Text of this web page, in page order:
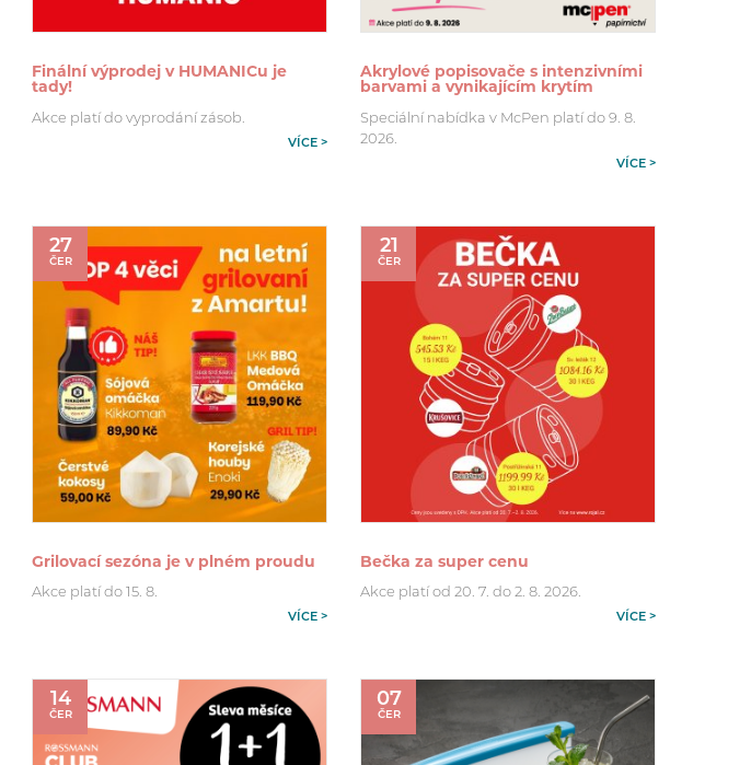
Finální výprodej v HUMANICu je
tady!
Akce platí do vyprodání zásob.
VÍCE >
Akrylové popisovače s intenzivními
barvami a vynikajícím krytím
Speciální nabídka v McPen platí do 9. 8.
2026.
VÍCE >
27
ČER
Grilovací sezóna je v plném proudu
Akce platí do 15. 8.
VÍCE >
21
ČER
Bečka za super cenu
Akce platí od 20. 7. do 2. 8. 2026.
VÍCE >
14
ČER
07
ČER